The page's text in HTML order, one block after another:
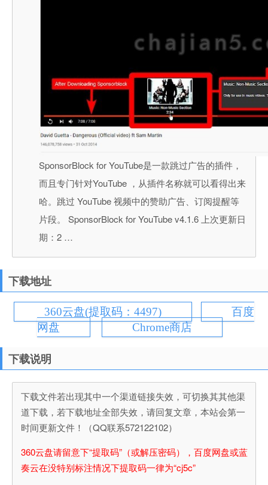
SponsorBlock for YouTube是一款跳过广告的插件，
而且专门针对YouTube ，从插件名称就可以看得出来
哈。跳过 YouTube 视频中的赞助广告、订阅提醒等
片段。 SponsorBlock for YouTube v4.1.6 上次更新日
期：2 …
下载地址
360云盘(提取码：4497)
百度
网盘
Chrome商店
下载说明
下载文件若出现其中一个渠道链接失效，可切换其其他渠
道下载，若下载地址全部失效，请回复文章，本站会第一
时间更新文件！（QQ联系572122102）
360云盘请留意下“提取码”（或解压密码），百度网盘或蓝
奏云在没特别标注情况下提取码一律为“cj5c”